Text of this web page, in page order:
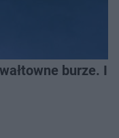
burze.